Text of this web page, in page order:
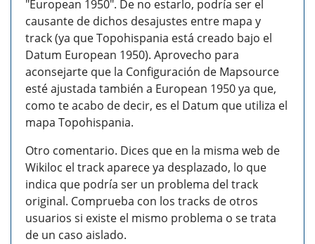
"European 1950". De no estarlo, podría ser el
causante de dichos desajustes entre mapa y
track (ya que Topohispania está creado bajo el
Datum European 1950). Aprovecho para
aconsejarte que la Configuración de Mapsource
esté ajustada también a European 1950 ya que,
como te acabo de decir, es el Datum que utiliza el
mapa Topohispania.
Otro comentario. Dices que en la misma web de
Wikiloc el track aparece ya desplazado, lo que
indica que podría ser un problema del track
original. Comprueba con los tracks de otros
usuarios si existe el mismo problema o se trata
de un caso aislado.